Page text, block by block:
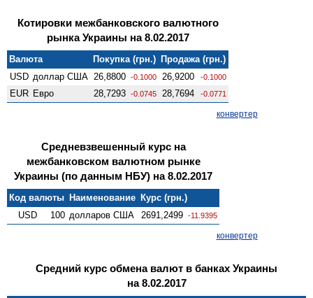
Котировки межбанковского валютного
рынка Украины на 8.02.2017
Валюта Покупка (грн.) Продажа (грн.)
USD доллар США 26,8800 -0.1000 26,9200 -0.1000
EUR Евро 28,7293 -0.0745 28,7694 -0.0771
конвертер
Средневзвешенный курс на
межбанковском валютном рынке
Украины (по данным НБУ) на 8.02.2017
Код валюты Наименование Курс (грн.)
USD
100 долларов США 2691,2499 -11.9395
конвертер
Средний курс обмена валют в банках Украины
на 8.02.2017